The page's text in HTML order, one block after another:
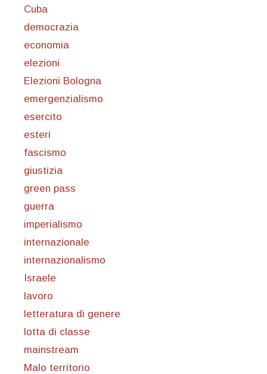
Cuba
democrazia
economia
elezioni
Elezioni Bologna
emergenzialismo
esercito
esteri
fascismo
giustizia
green pass
guerra
imperialismo
internazionale
internazionalismo
Israele
lavoro
letteratura di genere
lotta di classe
mainstream
Malo territorio